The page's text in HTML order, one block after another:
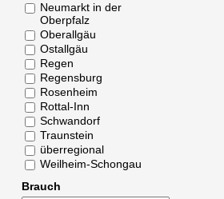
Neumarkt in der
Oberpfalz
Oberallgäu
Ostallgäu
Regen
Regensburg
Rosenheim
Rottal-Inn
Schwandorf
Traunstein
überregional
Weilheim-Schongau
Brauch